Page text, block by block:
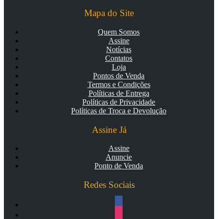
Mapa do Site
Quem Somos
Assine
Notícias
Contatos
Loja
Pontos de Venda
Termos e Condições
Políticas de Entrega
Políticas de Privacidade
Políticas de Troca e Devolução
Assine Já
Assine
Anuncie
Ponto de Venda
Redes Sociais